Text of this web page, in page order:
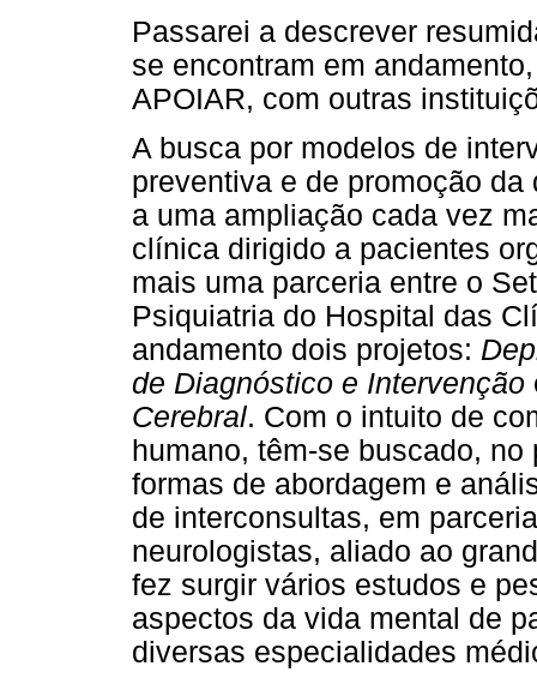
Passarei a descrever
se encontram em
APOIAR, com outras
A busca por modelos de
preventiva e de promoção
a uma ampliação cada vez
clínica dirigido a pacientes
mais uma parceria entre o
Psiquiatria do Hospital das
andamento dois projetos:
de Diagnóstico e Intervenção
Cerebral. Com o intuito de
humano, têm-se buscado,
formas de abordagem e
de interconsultas, em
neurologistas, aliado ao
fez surgir vários estudos e
aspectos da vida mental de
diversas especialidades